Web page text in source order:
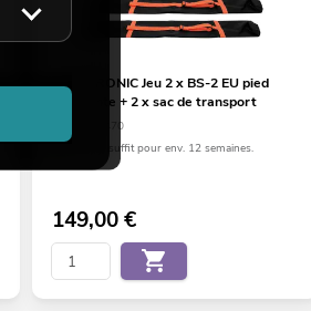
OMNITRONIC Jeu 2 x BS-2 EU pied
d'enceinte + 2 x sac de transport
No. 20000470
Le stock suffit pour env. 12 semaines.
149,00€